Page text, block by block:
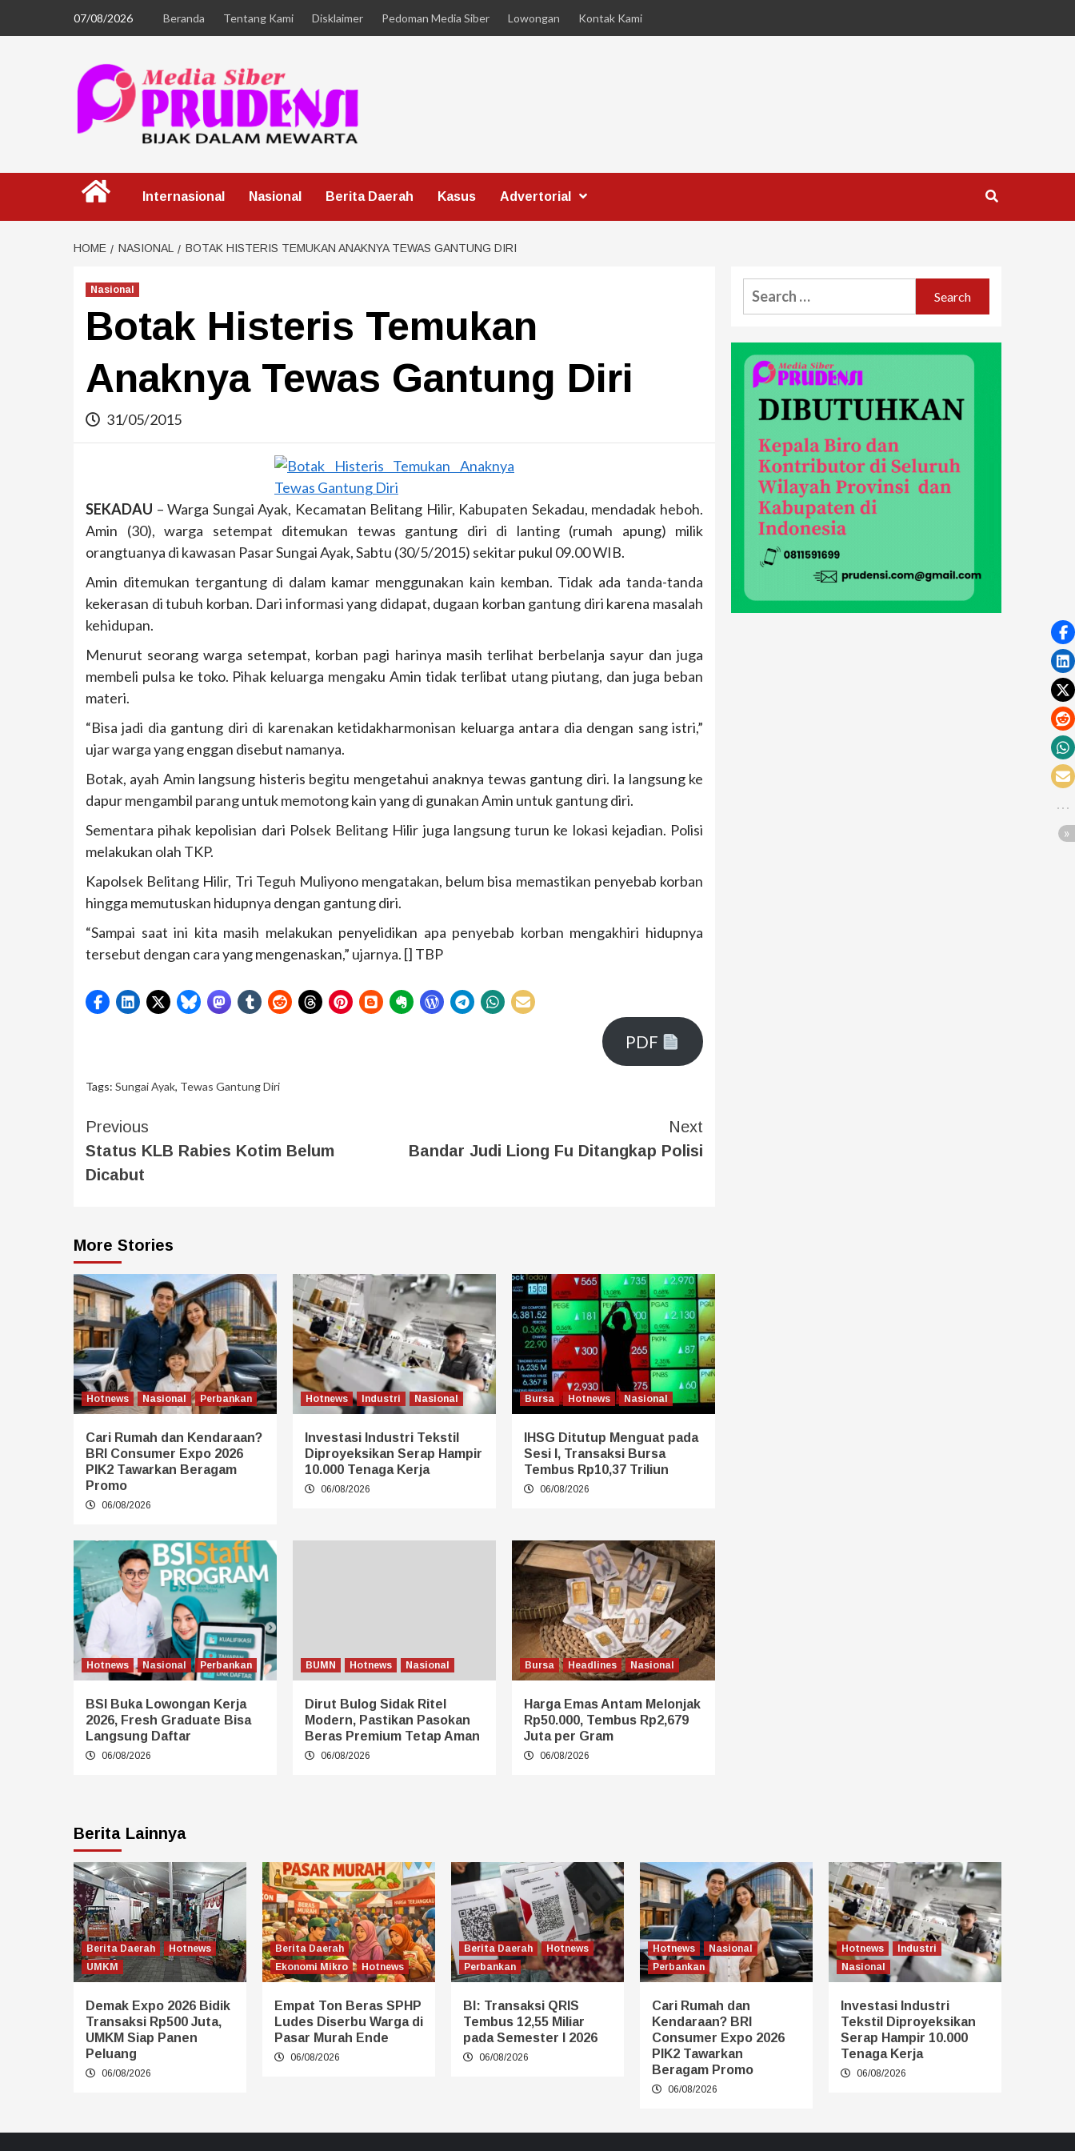
07/08/2026 Beranda Tentang Kami Disklaimer Pedoman Media Siber Lowongan Kontak Kami
Internasional Nasional Berita Daerah Kasus Advertorial
HOME NASIONAL BOTAK HISTERIS TEMUKAN ANAKNYA TEWAS GANTUNG DIRI
Nasional
Botak Histeris Temukan
Anaknya Tewas Gantung Diri
31/05/2015
SEKADAU – Warga Sungai Ayak, Kecamatan Belitang Hilir, Kabupaten Sekadau, mendadak heboh.
Amin (30), warga setempat ditemukan tewas gantung diri di lanting (rumah apung) milik
orangtuanya di kawasan Pasar Sungai Ayak, Sabtu (30/5/2015) sekitar pukul 09.00 WIB.
Amin ditemukan tergantung di dalam kamar menggunakan kain kemban. Tidak ada tanda-tanda
kekerasan di tubuh korban. Dari informasi yang didapat, dugaan korban gantung diri karena masalah
kehidupan.
Menurut seorang warga setempat, korban pagi harinya masih terlihat berbelanja sayur dan juga
membeli pulsa ke toko. Pihak keluarga mengaku Amin tidak terlibat utang piutang, dan juga beban
materi.
“Bisa jadi dia gantung diri di karenakan ketidakharmonisan keluarga antara dia dengan sang istri,”
ujar warga yang enggan disebut namanya.
Botak, ayah Amin langsung histeris begitu mengetahui anaknya tewas gantung diri. Ia langsung ke
dapur mengambil parang untuk memotong kain yang di gunakan Amin untuk gantung diri.
Sementara pihak kepolisian dari Polsek Belitang Hilir juga langsung turun ke lokasi kejadian. Polisi
melakukan olah TKP.
Kapolsek Belitang Hilir, Tri Teguh Muliyono mengatakan, belum bisa memastikan penyebab korban
hingga memutuskan hidupnya dengan gantung diri.
“Sampai saat ini kita masih melakukan penyelidikan apa penyebab korban mengakhiri hidupnya
tersebut dengan cara yang mengenaskan,” ujarnya. [] TBP
PDF
Tags: Sungai Ayak, Tewas Gantung Diri
Previous
Status KLB Rabies Kotim Belum
Dicabut
Next
Bandar Judi Liong Fu Ditangkap Polisi
More Stories
Hotnews Nasional Perbankan
Cari Rumah dan Kendaraan?
BRI Consumer Expo 2026
PIK2 Tawarkan Beragam
Promo
06/08/2026
Hotnews Industri Nasional
Investasi Industri Tekstil
Diproyeksikan Serap Hampir
10.000 Tenaga Kerja
06/08/2026
Bursa Hotnews Nasional
IHSG Ditutup Menguat pada
Sesi I, Transaksi Bursa
Tembus Rp10,37 Triliun
06/08/2026
Hotnews Nasional Perbankan
BSI Buka Lowongan Kerja
2026, Fresh Graduate Bisa
Langsung Daftar
06/08/2026
BUMN Hotnews Nasional
Dirut Bulog Sidak Ritel
Modern, Pastikan Pasokan
Beras Premium Tetap Aman
06/08/2026
Bursa Headlines Nasional
Harga Emas Antam Melonjak
Rp50.000, Tembus Rp2,679
Juta per Gram
06/08/2026
Berita Lainnya
Berita Daerah
Hotnews
UMKM
Demak Expo 2026 Bidik
Transaksi Rp500 Juta,
UMKM Siap Panen
Peluang
06/08/2026
Berita Daerah
Ekonomi Mikro
Hotnews
Empat Ton Beras SPHP
Ludes Diserbu Warga di
Pasar Murah Ende
06/08/2026
Berita Daerah
Hotnews
Perbankan
BI: Transaksi QRIS
Tembus 12,55 Miliar
pada Semester I 2026
06/08/2026
Hotnews
Nasional
Perbankan
Cari Rumah dan
Kendaraan? BRI
Consumer Expo 2026
PIK2 Tawarkan
Beragam Promo
06/08/2026
Hotnews
Industri
Nasional
Investasi Industri
Tekstil Diproyeksikan
Serap Hampir 10.000
Tenaga Kerja
06/08/2026